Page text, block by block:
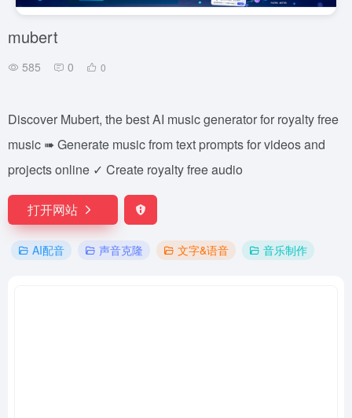
mubert
585 0 0
Discover Mubert, the best AI music generator for royalty free
music ➠ Generate music from text prompts for videos and
projects online ✓ Create royalty free audio
打开网站
AI配音 声音克隆 文字&语音 音乐制作